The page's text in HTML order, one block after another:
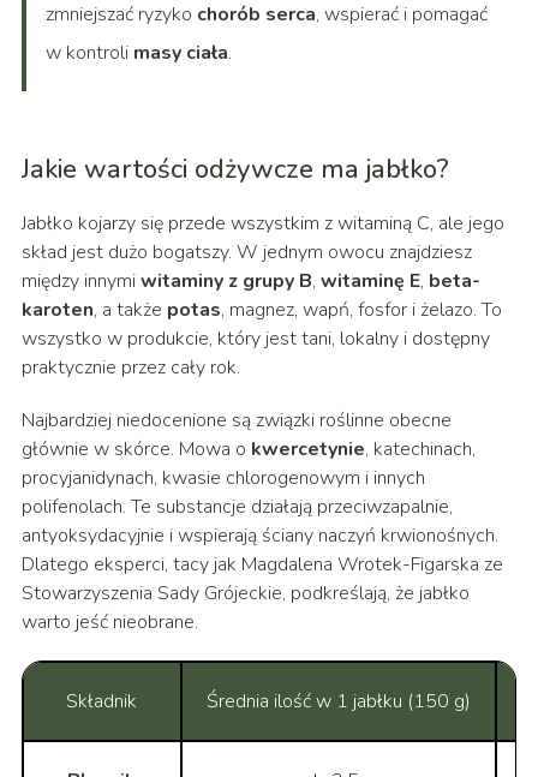
zmniejszać ryzyko chorób serca, wspierać i pomagać
w kontroli masy ciała.
Jakie wartości odżywcze ma jabłko?
Jabłko kojarzy się przede wszystkim z witaminą C, ale jego
skład jest dużo bogatszy. W jednym owocu znajdziesz
między innymiwitaminy z grupy B, witaminę E, beta-
karoten, a także potas, magnez, wapń, fosfor i żelazo. To
wszystko w produkcie, który jest tani, lokalny i dostępny
praktycznie przez cały rok.
Najbardziej niedocenione są związki roślinne obecne
głównie w skórce. Mowa o kwercetynie, katechinach,
procyjanidynach, kwasie chlorogenowym i innych
polifenolach. Te substancje działają przeciwzapalnie,
antyoksydacyjnie i wspierają ściany naczyń krwionośnych.
Dlatego eksperci, tacy jak Magdalena Wrotek-Figarska ze
Stowarzyszenia Sady Grójeckie, podkreślają, że jabłko
warto jeść nieobrane.
Składnik Średnia ilość w 1 jabłku (150 g)